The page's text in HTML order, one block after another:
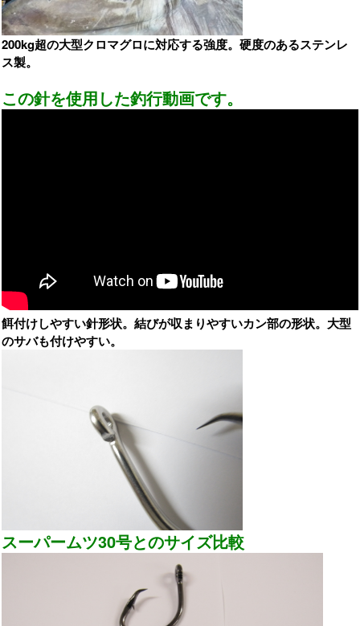
200kg超の大型クロマグロに対応する強度。硬度のあるステンレ
ス製。
この針を使用した釣行動画です。
餌付けしやすい針形状。結びが収まりやすいカン部の形状。大型
のサバも付けやすい。
スーパームツ30号とのサイズ比較